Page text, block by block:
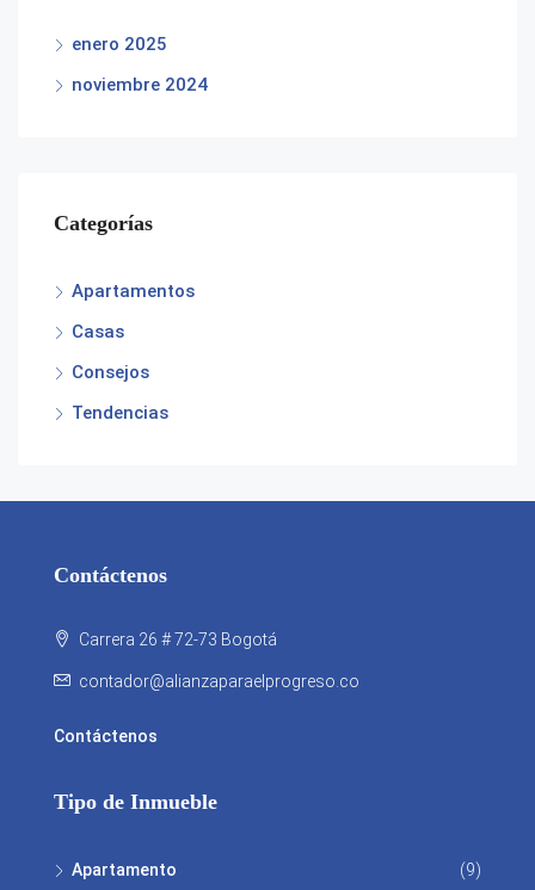
enero 2025
noviembre 2024
Categorías
Apartamentos
Casas
Consejos
Tendencias
Contáctenos
Carrera 26 # 72-73 Bogotá
contador@alianzaparaelprogreso.co
Contáctenos
Tipo de Inmueble
Apartamento (9)